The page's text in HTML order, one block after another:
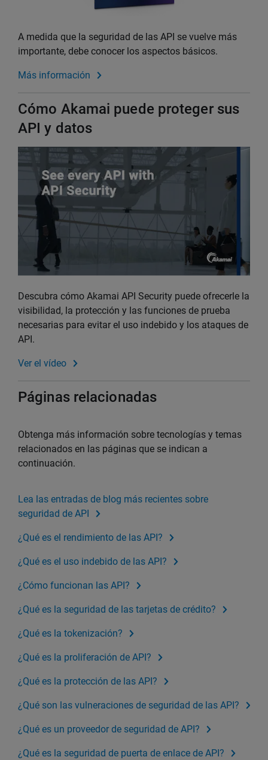
A medida que la seguridad de las API se vuelve más
importante, debe conocer los aspectos básicos.
Más información
Cómo Akamai puede proteger sus
API y datos
Descubra cómo Akamai API Security puede ofrecerle la
visibilidad, la protección y las funciones de prueba
necesarias para evitar el uso indebido y los ataques de
API.
Ver el vídeo
Páginas relacionadas
Obtenga más información sobre tecnologías y temas
relacionados en las páginas que se indican a
continuación.
Lea las entradas de blog más recientes sobre
seguridad de API
¿Qué es el rendimiento de las API?
¿Qué es el uso indebido de las API?
¿Cómo funcionan las API?
¿Qué es la seguridad de las tarjetas de crédito?
¿Qué es la tokenización?
¿Qué es la proliferación de API?
¿Qué es la protección de las API?
¿Qué son las vulneraciones de seguridad de las API?
¿Qué es un proveedor de seguridad de API?
¿Qué es la seguridad de puerta de enlace de API?